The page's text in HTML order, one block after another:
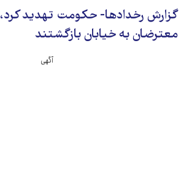
گزارش رخدادها- حکومت تهدید کرد،
معترضان به خیابان بازگشتند
آگهی